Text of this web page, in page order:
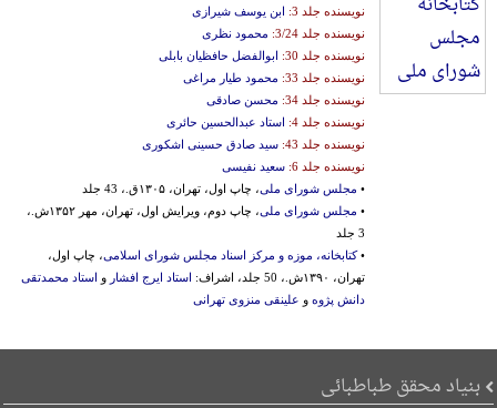
نویسنده جلد 3:
ابن یوسف شیرازی
نویسنده جلد 3/24:
محمود نظری
نویسنده جلد 30:
ابوالفضل حافظیان بابلی
نویسنده جلد 33:
محمود طیار مراغی
نویسنده جلد 34:
محسن صادقی
نویسنده جلد 4:
استاد عبدالحسین حائری
نویسنده جلد 43:
سید صادق حسینی اشکوری
نویسنده جلد 6:
سعید نفیسی
• مجلس شورای ملی، چاپ اول، تهران، ۱۳۰۵ق.، 43 جلد
• مجلس شورای ملی
، چاپ دوم، ویرایش اول، تهران، مهر ۱۳۵۲ش.،
3 جلد
•کتابخانه، موزه و مرکز اسناد مجلس شورای اسلامی، چاپ اول،
تهران، ۱۳۹۰ش.، 50 جلد، اشراف:
استاد ایرج افشار و استاد محمدتقی
دانش پژوه و علینقی منزوی تهرانی
بنیاد محقق طباطبائی